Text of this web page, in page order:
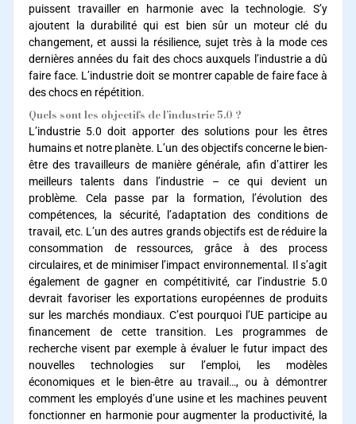
puissent travailler en harmonie avec la technologie. S’y
ajoutent la durabilité qui est bien sûr un moteur clé du
changement, et aussi la résilience, sujet très à la mode ces
dernières années du fait des chocs auxquels l’industrie a dû
faire face. L’industrie doit se montrer capable de faire face à
des chocs en répétition.
Quels sont les objectifs de l’industrie 5.0 ?
L’industrie 5.0 doit apporter des solutions pour les êtres
humains et notre planète. L’un des objectifs concerne le bien-
être des travailleurs de manière générale, afin d’attirer les
meilleurs talents dans l’industrie – ce qui devient un
problème. Cela passe par la formation, l’évolution des
compétences, la sécurité, l’adaptation des conditions de
travail, etc. L’un des autres grands objectifs est de réduire la
consommation de ressources, grâce à des process
circulaires, et de minimiser l’impact environnemental. Il s’agit
également de gagner en compétitivité, car l’industrie 5.0
devrait favoriser les exportations européennes de produits
sur les marchés mondiaux. C’est pourquoi l’UE participe au
financement de cette transition. Les programmes de
recherche visent par exemple à évaluer le futur impact des
nouvelles technologies sur l’emploi, les modèles
économiques et le bien-être au travail…, ou à démontrer
comment les employés d’une usine et les machines peuvent
fonctionner en harmonie pour augmenter la productivité, la